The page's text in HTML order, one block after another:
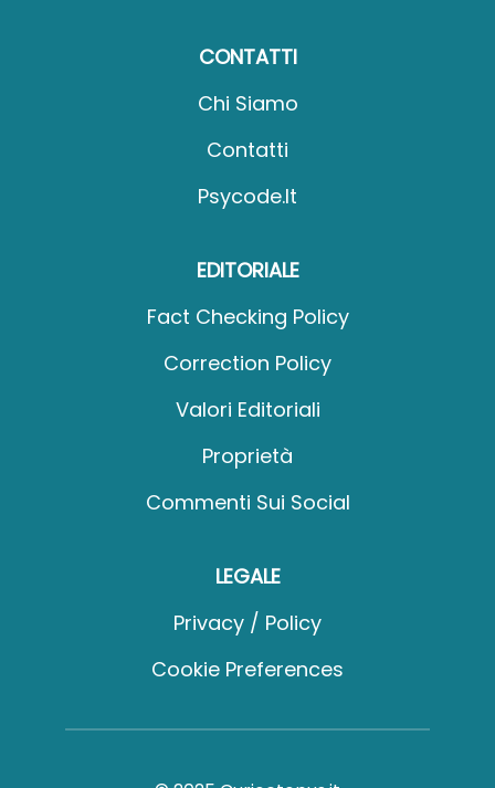
CONTATTI
Chi Siamo
Contatti
Psycode.it
EDITORIALE
Fact Checking Policy
Correction Policy
Valori Editoriali
Proprietà
Commenti Sui Social
LEGALE
Privacy / Policy
Cookie Preferences